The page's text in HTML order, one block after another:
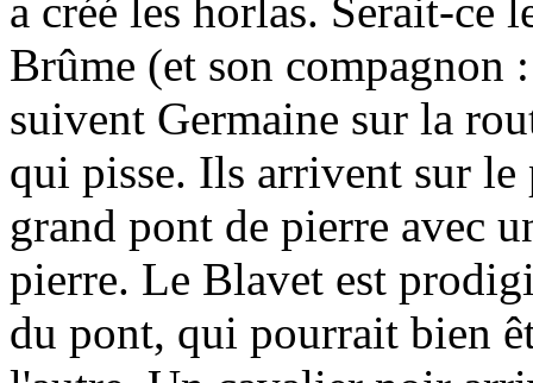
a créé les horlas. Serait-ce
Brûme (et son compagnon
suivent Germaine sur la
qui pisse. Ils arrivent sur
grand pont de pierre avec
pierre. Le Blavet est
du pont, qui pourrait bien